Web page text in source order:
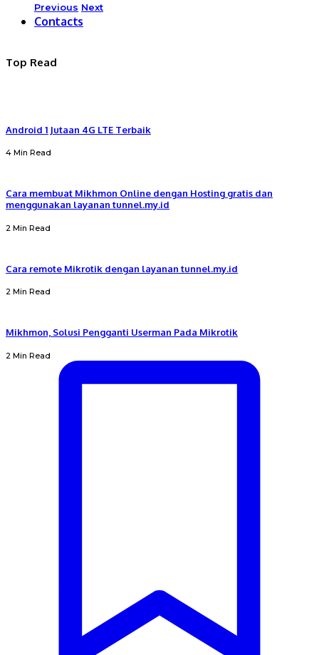
Previous Next
Contacts
Top Read
Android 1 Jutaan 4G LTE Terbaik
4 Min Read
Cara membuat Mikhmon Online dengan Hosting gratis dan
menggunakan layanan tunnel.my.id
2 Min Read
Cara remote Mikrotik dengan layanan tunnel.my.id
2 Min Read
Mikhmon, Solusi Pengganti Userman Pada Mikrotik
2 Min Read